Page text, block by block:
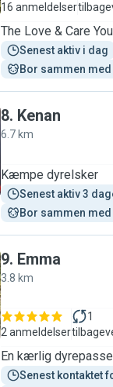
16 anmeldelser
The Love & Care
Senest aktiv i dag
Bor sammen med
8. Kenan
6.7 km
Kæmpe dyrelsker
Senest aktiv 3
Bor sammen med
9. Emma
3.8 km
2 anmeldelser
1
En kærlig
Senest kontaktet